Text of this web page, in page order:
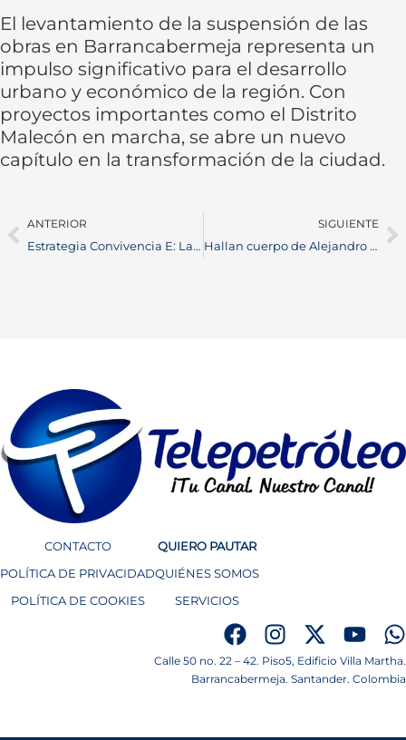
El levantamiento de la suspensión de las
obras en Barrancabermeja representa un
impulso significativo para el desarrollo
urbano y económico de la región. Con
proyectos importantes como el Distrito
Malecón en marcha, se abre un nuevo
capítulo en la transformación de la ciudad.
ANTERIOR
Estrategia Convivencia E: Lanzamiento en Colegio Camilo Torres de Barrancabermeja
SIGUIENTE
Hallan cuerpo de Alejandro Otero en el río Sogamoso: Comunidad se une en búsqueda y rescate
CONTACTO
POLÍTICA DE PRIVACIDAD
POLÍTICA DE COOKIES
QUIERO PAUTAR
QUIÉNES SOMOS
SERVICIOS
Calle 50 no. 22 – 42. Piso5, Edificio Villa Martha.
Barrancabermeja. Santander. Colombia